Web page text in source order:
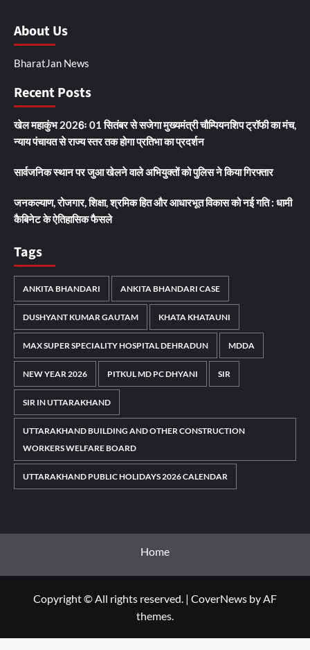
About Us
BharatJan News
Recent Posts
खेल महाकुंभ 2026ः 01 सितंबर से सजेगा मुख्यमंत्री चौम्पियनशिप ट्रॉफी का मंच,
न्याय पंचायत से राज्य स्तर तक होगा प्रतिभा का प्रदर्शन
सार्वजनिक स्थान पर जुआ खेलने वाले अभियुक्तों को पुलिस ने किया गिरफ्तार
जनकल्याण, रोजगार, शिक्षा, श्रमिक हित और आधारभूत विकास को नई गति : धामी
कैबिनेट के ऐतिहासिक फैसले
Tags
ANKITA BHANDARI ANKITA BHANDARI CASE
DUSHYANT KUMAR GAUTAM KHATA KHATAUNI
MAX SUPER SPECIALITY HOSPITAL DEHRADUN MDDA
NEW YEAR 2026 PITKUL MD PC DHYANI SIR
SIR IN UTTARAKHAND
UTTARAKHAND BUILDING AND OTHER CONSTRUCTION
WORKERS WELFARE BOARD
UTTARAKHAND PUBLIC HOLIDAYS 2026 CALENDAR
Home
Copyright © All rights reserved. | CoverNews by AF
themes.